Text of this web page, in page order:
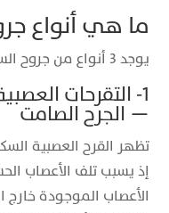
ما هي أنواع
يوجد 3 أنواع من جروح السكري، وهي:
— الجرح الصامت
تظهر القرح العصبية
إذ يسبب تلف الأعصاب
الأعصاب الموجودة خارج